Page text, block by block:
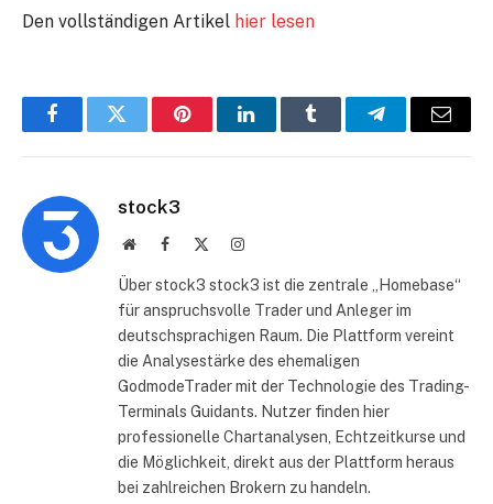
Den vollständigen Artikel hier lesen
FacebookTwitter PinterestLinkedInTumblr TelegramE-
stock3
WebsiteFacebook Instagram
Über stock3 stock3 ist die zentrale „Homebase“
für anspruchsvolle Trader und Anleger im
deutschsprachigen Raum. Die Plattform vereint
die Analysestärke des ehemaligen
GodmodeTrader mit der Technologie des Trading-
Terminals Guidants. Nutzer finden hier
professionelle Chartanalysen, Echtzeitkurse und
die Möglichkeit, direkt aus der Plattform heraus
bei zahlreichen Brokern zu handeln.